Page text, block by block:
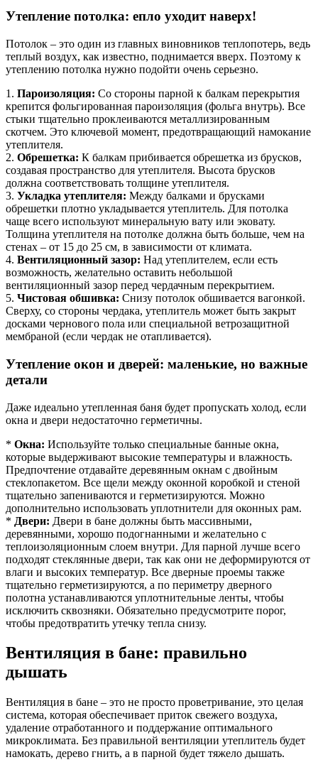
Утепление потолка: епло уходит наверх!
Потолок – это один из главных виновников теплопотерь, ведь
теплый воздух, как известно, поднимается вверх. Поэтому к
утеплению потолка нужно подойти очень серьезно.
1. Пароизоляция: Со стороны парной к балкам перекрытия
крепится фольгированная пароизоляция (фольга внутрь). Все
стыки тщательно проклеиваются металлизированным
скотчем. Это ключевой момент, предотвращающий намокание
утеплителя.
2. Обрешетка: К балкам прибивается обрешетка из брусков,
создавая пространство для утеплителя. Высота брусков
должна соответствовать толщине утеплителя.
3. Укладка утеплителя: Между балками и брусками
обрешетки плотно укладывается утеплитель. Для потолка
чаще всего используют минеральную вату или эковату.
Толщина утеплителя на потолке должна быть больше, чем на
стенах – от 15 до 25 см, в зависимости от климата.
4. Вентиляционный зазор: Над утеплителем, если есть
возможность, желательно оставить небольшой
вентиляционный зазор перед чердачным перекрытием.
5. Чистовая обшивка: Снизу потолок обшивается вагонкой.
Сверху, со стороны чердака, утеплитель может быть закрыт
досками чернового пола или специальной ветрозащитной
мембраной (если чердак не отапливается).
Утепление окон и дверей: маленькие, но важные
детали
Даже идеально утепленная баня будет пропускать холод, если
окна и двери недостаточно герметичны.
* Окна: Используйте только специальные банные окна,
которые выдерживают высокие температуры и влажность.
Предпочтение отдавайте деревянным окнам с двойным
стеклопакетом. Все щели между оконной коробкой и стеной
тщательно запениваются и герметизируются. Можно
дополнительно использовать уплотнители для оконных рам.
* Двери: Двери в бане должны быть массивными,
деревянными, хорошо подогнанными и желательно с
теплоизоляционным слоем внутри. Для парной лучше всего
подходят стеклянные двери, так как они не деформируются от
влаги и высоких температур. Все дверные проемы также
тщательно герметизируются, а по периметру дверного
полотна устанавливаются уплотнительные ленты, чтобы
исключить сквозняки. Обязательно предусмотрите порог,
чтобы предотвратить утечку тепла снизу.
Вентиляция в бане: правильно
дышать
Вентиляция в бане – это не просто проветривание, это целая
система, которая обеспечивает приток свежего воздуха,
удаление отработанного и поддержание оптимального
микроклимата. Без правильной вентиляции утеплитель будет
намокать, дерево гнить, а в парной будет тяжело дышать.